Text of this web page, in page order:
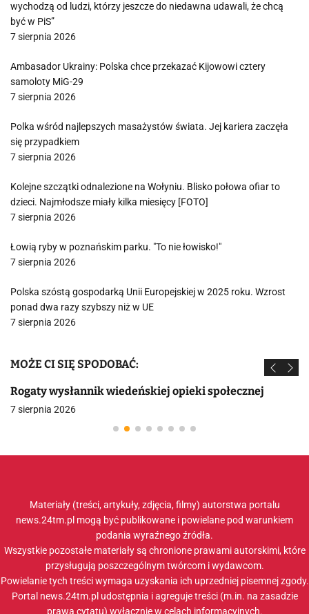
wychodzą od ludzi, którzy jeszcze do niedawna udawali, że chcą
być w PiS”
7 sierpnia 2026
Ambasador Ukrainy: Polska chce przekazać Kijowowi cztery
samoloty MiG-29
7 sierpnia 2026
Polka wśród najlepszych masażystów świata. Jej kariera zaczęła
się przypadkiem
7 sierpnia 2026
Kolejne szczątki odnalezione na Wołyniu. Blisko połowa ofiar to
dzieci. Najmłodsze miały kilka miesięcy [FOTO]
7 sierpnia 2026
Łowią ryby w poznańskim parku. "To nie łowisko!"
7 sierpnia 2026
Polska szóstą gospodarką Unii Europejskiej w 2025 roku. Wzrost
ponad dwa razy szybszy niż w UE
7 sierpnia 2026
MOŻE CI SIĘ SPODOBAĆ:
Rogaty wysłannik wiedeńskiej opieki społecznej
7 sierpnia 2026
Materiały (treści, artykuły, zdjęcia, filmy) autorstwa portalu
news.24tm.pl mogą być publikowane i powielane pod warunkiem
podania wyraźnego źródła.
Wszystkie pozostałe materiały są chronione prawami autorskimi, które
przysługują poszczególnym twórcom i wydawcom.
Powielanie tych treści wymaga uzyskania ich uprzedniej pisemnej zgody.
Portal news.24tm.pl udostępnia i agreguje treści (m.in. na zasadzie
prawa cytatu) wyłącznie w celach informacyjnych.